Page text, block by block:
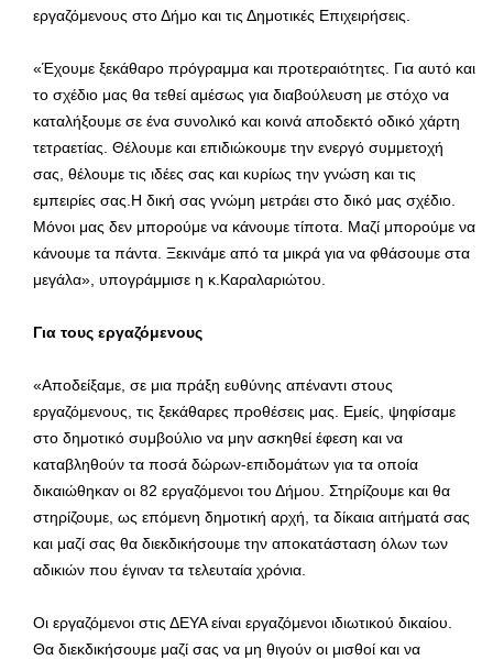
εργαζόμενους στο Δήμο και τις Δημοτικές Επιχειρήσεις.
«Έχουμε ξεκάθαρο πρόγραμμα και προτεραιότητες. Για αυτό και
το σχέδιο μας θα τεθεί αμέσως για διαβούλευση με στόχο να
καταλήξουμε σε ένα συνολικό και κοινά αποδεκτό οδικό χάρτη
τετραετίας. Θέλουμε και επιδιώκουμε την ενεργό συμμετοχή
σας, θέλουμε τις ιδέες σας και κυρίως την γνώση και τις
εμπειρίες σας.Η δική σας γνώμη μετράει στο δικό μας σχέδιο.
Μόνοι μας δεν μπορούμε να κάνουμε τίποτα. Μαζί μπορούμε να
κάνουμε τα πάντα. Ξεκινάμε από τα μικρά για να φθάσουμε στα
μεγάλα», υπογράμμισε η κ.Καραλαριώτου.
Για τους εργαζόμενους
«Αποδείξαμε, σε μια πράξη ευθύνης απέναντι στους
εργαζόμενους, τις ξεκάθαρες προθέσεις μας. Εμείς, ψηφίσαμε
στο δημοτικό συμβούλιο να μην ασκηθεί έφεση και να
καταβληθούν τα ποσά δώρων-επιδομάτων για τα οποία
δικαιώθηκαν οι 82 εργαζόμενοι του Δήμου. Στηρίζουμε και θα
στηρίζουμε, ως επόμενη δημοτική αρχή, τα δίκαια αιτήματά σας
και μαζί σας θα διεκδικήσουμε την αποκατάσταση όλων των
αδικιών που έγιναν τα τελευταία χρόνια.
Οι εργαζόμενοι στις ΔΕΥΑ είναι εργαζόμενοι ιδιωτικού δικαίου.
Θα διεκδικήσουμε μαζί σας να μη θιγούν οι μισθοί και να